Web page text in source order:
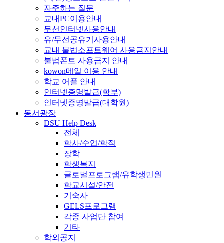
자주하는 질문
교내PC이용안내
무선인터넷사용안내
유/무선공유기사용안내
교내 불법소프트웨어 사용금지안내
불법폰트 사용금지 안내
kowon메일 이용 안내
학교 어플 안내
인터넷증명발급(학부)
인터넷증명발급(대학원)
동서광장
DSU Help Desk
전체
학사/수업/학적
장학
학생복지
글로벌프로그램/유학생민원
학교시설/안전
기숙사
GELS프로그램
각종 사업단 참여
기타
학외공지